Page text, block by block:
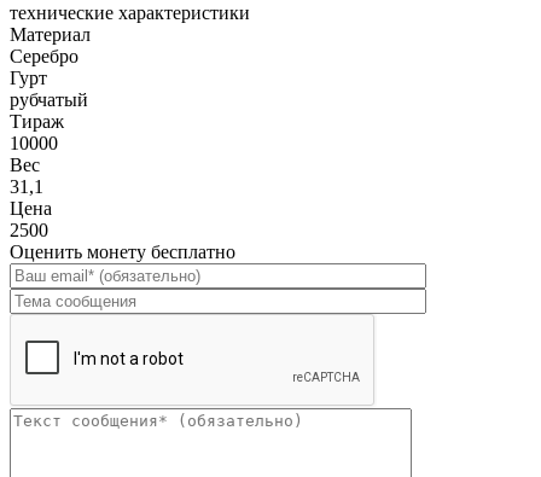
технические характеристики
Материал
Серебро
Гурт
рубчатый
Тираж
10000
Вес
31,1
Цена
2500
Оценить монету бесплатно